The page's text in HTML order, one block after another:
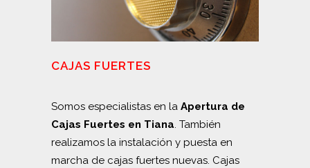
CAJAS FUERTES
Somos especialistas en la Apertura de
Cajas Fuertes en Tiana. También
realizamos la instalación y puesta en
marcha de cajas fuertes nuevas. Cajas